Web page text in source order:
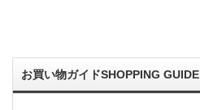
お買い物ガイドSHOPPING GUIDE